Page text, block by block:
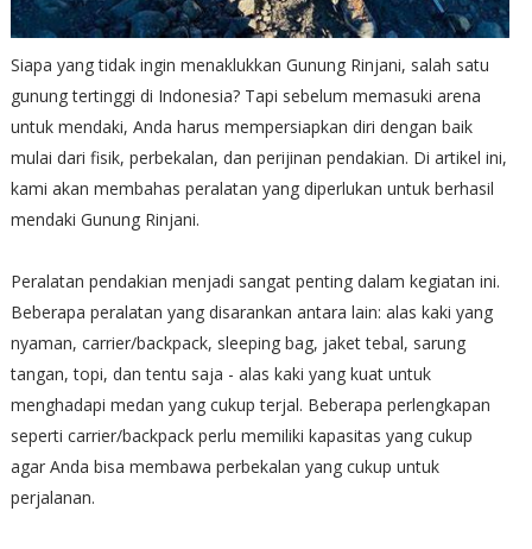
Siapa yang tidak ingin menaklukkan Gunung Rinjani, salah satu
gunung tertinggi di Indonesia? Tapi sebelum memasuki arena
untuk mendaki, Anda harus mempersiapkan diri dengan baik
mulai dari fisik, perbekalan, dan perijinan pendakian. Di artikel ini,
kami akan membahas peralatan yang diperlukan untuk berhasil
mendaki Gunung Rinjani.
Peralatan pendakian menjadi sangat penting dalam kegiatan ini.
Beberapa peralatan yang disarankan antara lain: alas kaki yang
nyaman, carrier/backpack, sleeping bag, jaket tebal, sarung
tangan, topi, dan tentu saja - alas kaki yang kuat untuk
menghadapi medan yang cukup terjal. Beberapa perlengkapan
seperti carrier/backpack perlu memiliki kapasitas yang cukup
agar Anda bisa membawa perbekalan yang cukup untuk
perjalanan.